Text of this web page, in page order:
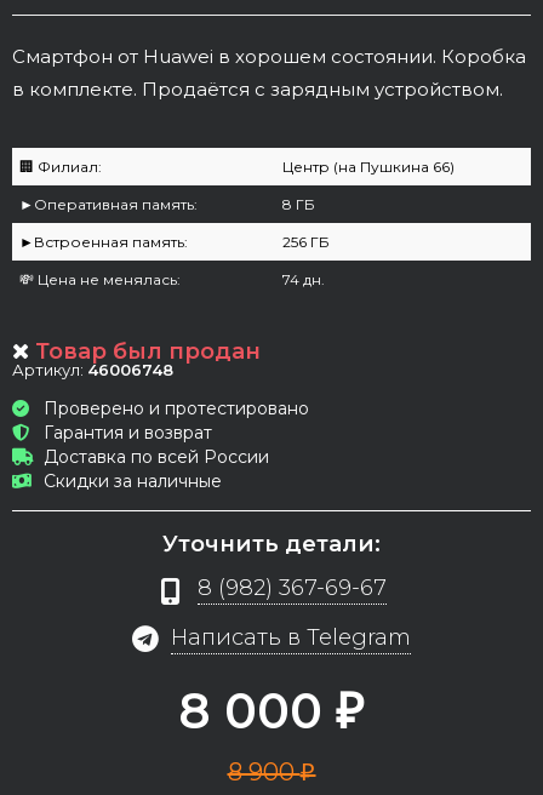
Смартфон от Huawei в хорошем состоянии. Коробка
в комплекте. Продаётся с зарядным устройством.
🏢 Филиал: Центр (на Пушкина 66)
►Оперативная память: 8 ГБ
►Встроенная память: 256 ГБ
💸 Цена не менялась: 74 дн.
Товар был продан
Артикул: 46006748
Проверено и протестировано
Гарантия и возврат
Доставка по всей России
Скидки за наличные
Уточнить детали:
8 (982) 367-69-67
Написать в Telegram
8 000 ₽
8 900₽